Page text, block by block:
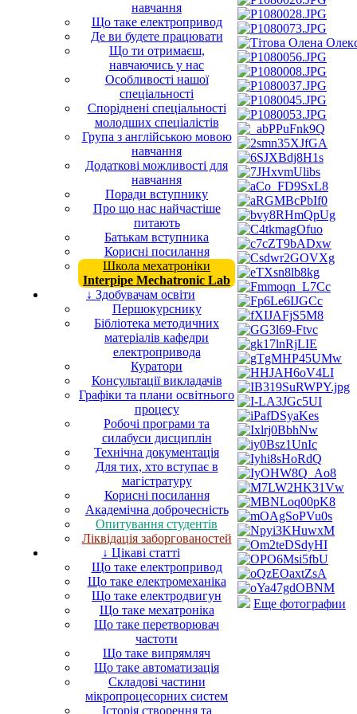
навчання
Що таке електропривод
Де ви будете працювати
Що ти отримаєш,
навчаючись у нас
Особливості нашої
спеціальності
Споріднені спеціальності
молодших спеціалістів
Група з англійською мовою
навчання
Додаткові можливості для
навчання
Поради вступнику
Про що нас найчастіше
питають
Батькам вступника
Корисні посилання
Школа мехатроніки
Interpipe Mechatronic Lab
↓ Здобувачам освіти
Першокурснику
Бібліотека методичних
матеріалів кафедри
електропривода
Куратори
Консультації викладачів
Графіки та плани освітнього
процесу
Робочі програми та
силабуси дисциплін
Технічна документація
Для тих, хто вступає в
магістратуру
Корисні посилання
Академічна доброчесність
Опитування студентів
Ліквідація заборгованостей
↓ Цікаві статті
Що таке електропривод
Що таке електромеханіка
Що таке електродвигун
Що таке мехатроніка
Що таке перетворювач
частоти
Що таке випрямляч
Що таке автоматизація
Складові частини
мікропроцесорних систем
Історія створення та
Еще фотографии